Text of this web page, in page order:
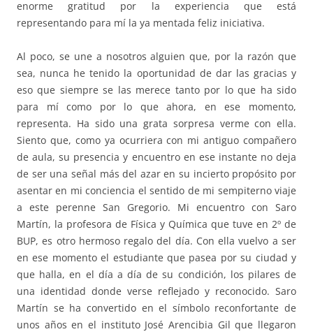
enorme gratitud por la experiencia que está
representando para mí la ya mentada feliz iniciativa.
Al poco, se une a nosotros alguien que, por la razón que
sea, nunca he tenido la oportunidad de dar las gracias y
eso que siempre se las merece tanto por lo que ha sido
para mí como por lo que ahora, en ese momento,
representa. Ha sido una grata sorpresa verme con ella.
Siento que, como ya ocurriera con mi antiguo compañero
de aula, su presencia y encuentro en ese instante no deja
de ser una señal más del azar en su incierto propósito por
asentar en mi conciencia el sentido de mi sempiterno viaje
a este perenne San Gregorio. Mi encuentro con Saro
Martín, la profesora de Física y Química que tuve en 2º de
BUP, es otro hermoso regalo del día. Con ella vuelvo a ser
en ese momento el estudiante que pasea por su ciudad y
que halla, en el día a día de su condición, los pilares de
una identidad donde verse reflejado y reconocido. Saro
Martín se ha convertido en el símbolo reconfortante de
unos años en el instituto José Arencibia Gil que llegaron